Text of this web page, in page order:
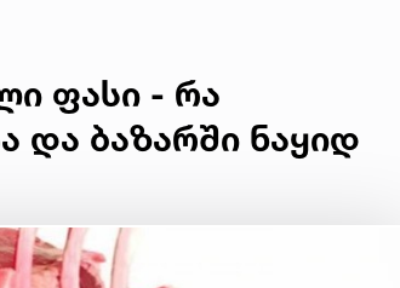
ფასი - რა
და ბაზარში ნაყიდ